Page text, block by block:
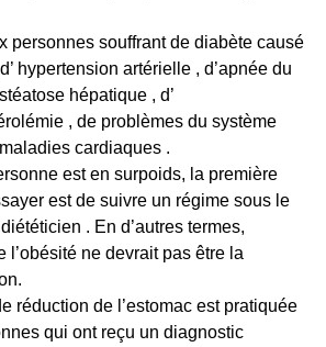
personnes souffrant de diabète causé
hypertension artérielle , d’apnée du
hépatique , d’
, de problèmes du système
cardiaques .
est en surpoids, la première
est de suivre un régime sous le
. En d’autres termes,
l’obésité ne devrait pas être la
réduction de l’estomac est pratiquée
qui ont reçu un diagnostic